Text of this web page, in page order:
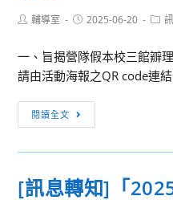
年
進
人
簡
訊
播
系
辦
理
位
Post輔導室
Post2025-06-20
Post
一、旨揭營隊假本校三館辧
請由活動海報之QR code連
閱讀全文
息
轉
元
[訊息轉知]「